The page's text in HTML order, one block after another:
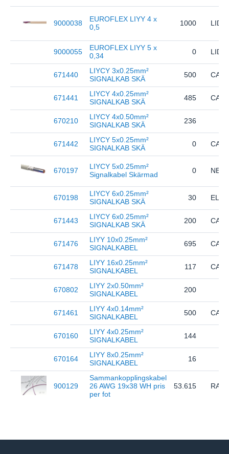
9000038
EUROFLEX LIYY 4 x
0,5
1000
9000055
EUROFLEX LIYY 5 x
0,34
0
671440
LIYCY 3x0.25mm²
SIGNALKAB SKÄ
500
671441
LIYCY 4x0.25mm²
SIGNALKAB SKÄ
485
670210
LIYCY 4x0.50mm²
SIGNALKAB SKÄ
236
671442
LIYCY 5x0.25mm²
SIGNALKAB SKÄ
0
670197
LIYCY 5x0.25mm²
Signalkabel Skärmad
0
670198
LIYCY 6x0.25mm²
SIGNALKAB SKÄ
30
671443
LIYCY 6x0.25mm²
SIGNALKAB SKÄ
200
671476
LIYY 10x0.25mm²
SIGNALKABEL
695
671478
LIYY 16x0.25mm²
SIGNALKABEL
117
670802
LIYY 2x0.50mm²
SIGNALKABEL
200
671461
LIYY 4x0.14mm²
SIGNALKABEL
500
670160
LIYY 4x0.25mm²
SIGNALKABEL
144
670164
LIYY 8x0.25mm²
SIGNALKABEL
16
900129
Sammankopplingskabel
26 AWG 19x38 WH pris
per fot
53.615